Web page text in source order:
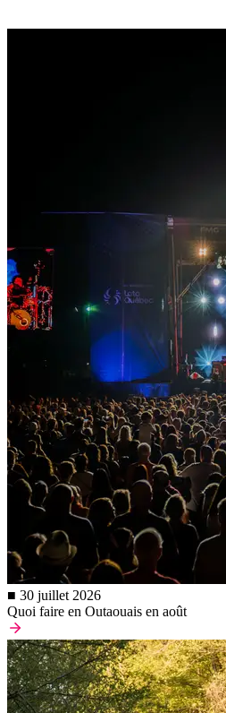
■ 30 juillet 2026
Quoi faire en Outaouais en août